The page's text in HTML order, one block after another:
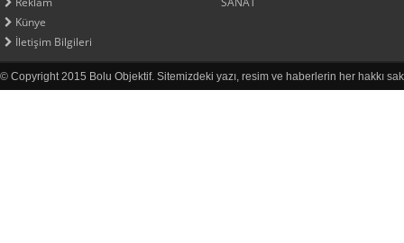
Künye
İletişim Bilgileri
© Copyright 2015 Bolu Objektif. Sitemizdeki yazı, resim ve haberlerin her hakkı